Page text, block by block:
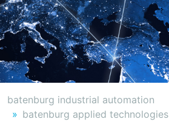
batenburg industrial automation
batenburg applied technologies